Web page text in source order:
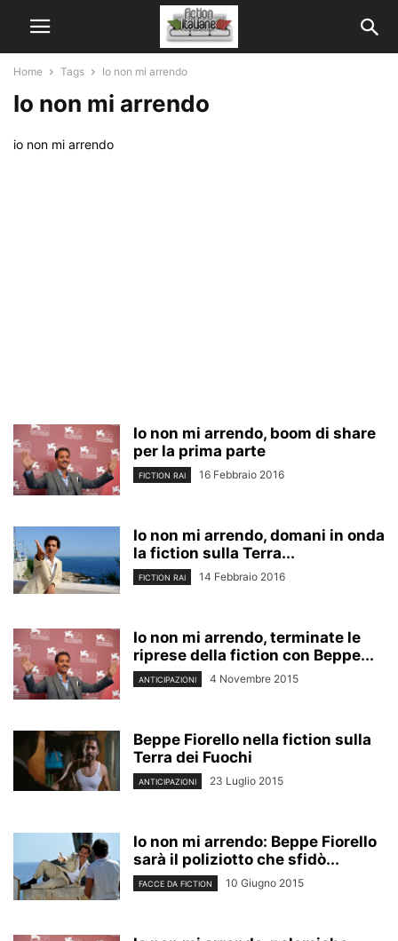
Home Tags Io non mi arrendo
Io non mi arrendo
io non mi arrendo
Io non mi arrendo, boom di share
per la prima parte
FICTION RAI 16 Febbraio 2016
Io non mi arrendo, domani in onda
la fiction sulla Terra...
FICTION RAI 14 Febbraio 2016
Io non mi arrendo, terminate le
riprese della fiction con Beppe...
ANTICIPAZIONI 4 Novembre 2015
Beppe Fiorello nella fiction sulla
Terra dei Fuochi
ANTICIPAZIONI 23 Luglio 2015
Io non mi arrendo: Beppe Fiorello
sarà il poliziotto che sfidò...
FACCE DA FICTION 10 Giugno 2015